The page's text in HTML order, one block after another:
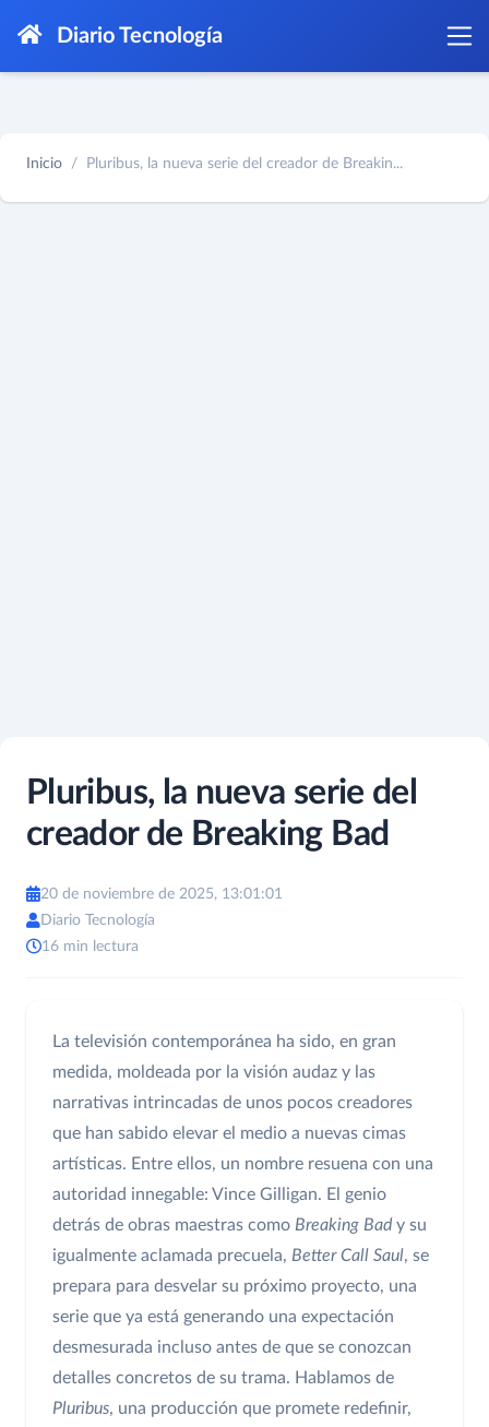
Diario Tecnología
Inicio Pluribus, la nueva serie del creador de Breakin...
Pluribus, la nueva serie del
creador de Breaking Bad
20 de noviembre de 2025, 13:01:01
Diario Tecnología
16 min lectura
La televisión contemporánea ha sido, en gran
medida, moldeada por la visión audaz y las
narrativas intrincadas de unos pocos creadores
que han sabido elevar el medio a nuevas cimas
artísticas. Entre ellos, un nombre resuena con una
autoridad innegable: Vince Gilligan. El genio
detrás de obras maestras como Breaking Bad y su
igualmente aclamada precuela, Better Call Saul, se
prepara para desvelar su próximo proyecto, una
serie que ya está generando una expectación
desmesurada incluso antes de que se conozcan
detalles concretos de su trama. Hablamos de
Pluribus, una producción que promete redefinir,